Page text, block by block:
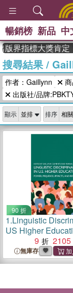
暢銷榜 新品 中
界指標大獎肯定
搜尋結果/
作者：Gaillynn
出版社/品牌
顯示 排序
90 折
1.Linguistic
US Higher
Power, Prejudice,
and Remedies
9 2105
無庫存